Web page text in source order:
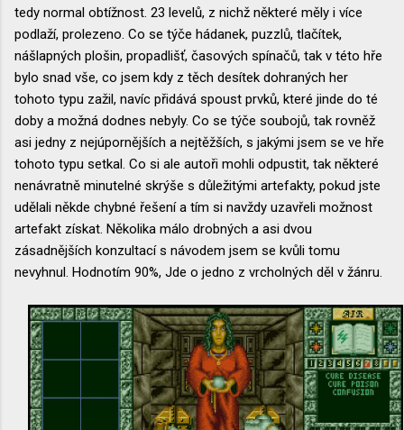
tedy normal obtížnost. 23 levelů, z nichž některé měly i více
podlaží, prolezeno. Co se týče hádanek, puzzlů, tlačítek,
nášlapných plošin, propadlišť, časových spínačů, tak v této hře
bylo snad vše, co jsem kdy z těch desítek dohraných her
tohoto typu zažil, navíc přidává spoust prvků, které jinde do té
doby a možná dodnes nebyly. Co se týče soubojů, tak rovněž
asi jedny z nejúpornějších a nejtěžších, s jakými jsem se ve hře
tohoto typu setkal. Co si ale autoři mohli odpustit, tak některé
nenávratně minutelné skrýše s důležitými artefakty, pokud jste
udělali někde chybné řešení a tím si navždy uzavřeli možnost
artefakt získat. Několika málo drobných a asi dvou
zásadnějších konzultací s návodem jsem se kvůli tomu
nevyhnul. Hodnotím 90%, Jde o jedno z vrcholných děl v žánru.